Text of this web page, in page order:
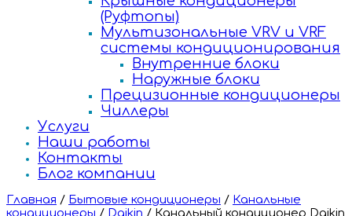
(Руфтопы)
Мультизональные VRV и VRF
системы кондиционирования
Внутренние блоки
Наружные блоки
Прецизионные кондиционеры
Чиллеры
Услуги
Наши работы
Контакты
Блог компании
Главная / Бытовые кондиционеры / Канальные
кондиционеры / Daikin / Канальный кондиционер Daikin